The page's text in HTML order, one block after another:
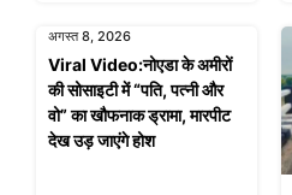
अगस्त 8, 2026
Viral Video:नोएडा के अमीरों
की सोसाइटी में “पति, पत्नी और
वो” का खौफनाक ड्रामा, मारपीट
देख उड़ जाएंगे होश